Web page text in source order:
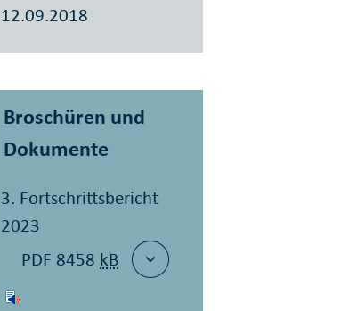
12.09.2018
Broschüren und
Dokumente
3. Fortschrittsbericht
2023
PDF 8458 kB